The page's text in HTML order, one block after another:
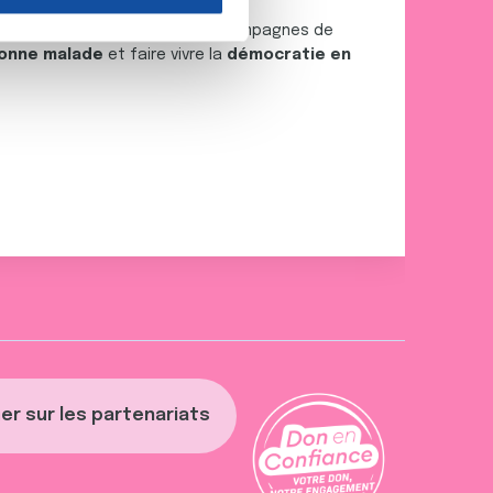
informations que
sur les partenariats
, déployer des campagnes de
malade et faire vivre la démocratie en